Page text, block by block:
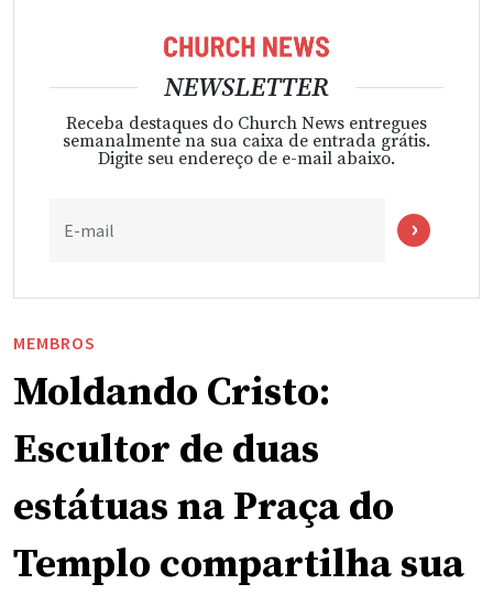
NEWSLETTER
Receba destaques do Church News entregues
semanalmente na sua caixa de entrada grátis.
Digite seu endereço de e-mail abaixo.
E-mail
MEMBROS
Moldando Cristo:
Escultor de duas
estátuas na Praça do
Templo compartilha sua